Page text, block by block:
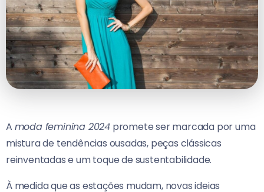
A moda feminina 2024 promete ser marcada por uma
mistura de tendências ousadas, peças clássicas
reinventadas e um toque de sustentabilidade.
À medida que as estações mudam, novas ideias